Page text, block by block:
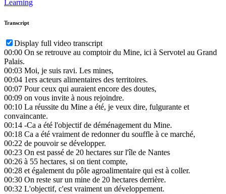
Learning
Transcript
Display full video transcript
00:00 On se retrouve au comptoir du Mine, ici à Servotel au Grand
Palais.
00:03 Moi, je suis ravi. Les mines,
00:04 1ers acteurs alimentaires des territoires.
00:07 Pour ceux qui auraient encore des doutes,
00:09 on vous invite à nous rejoindre.
00:10 La réussite du Mine a été, je veux dire, fulgurante et
convaincante.
00:14 -Ca a été l'objectif de déménagement du Mine.
00:18 Ca a été vraiment de redonner du souffle à ce marché,
00:22 de pouvoir se développer.
00:23 On est passé de 20 hectares sur l'île de Nantes
00:26 à 55 hectares, si on tient compte,
00:28 et également du pôle agroalimentaire qui est à coller.
00:30 On reste sur un mine de 20 hectares derrière.
00:32 L'objectif, c'est vraiment un développement.